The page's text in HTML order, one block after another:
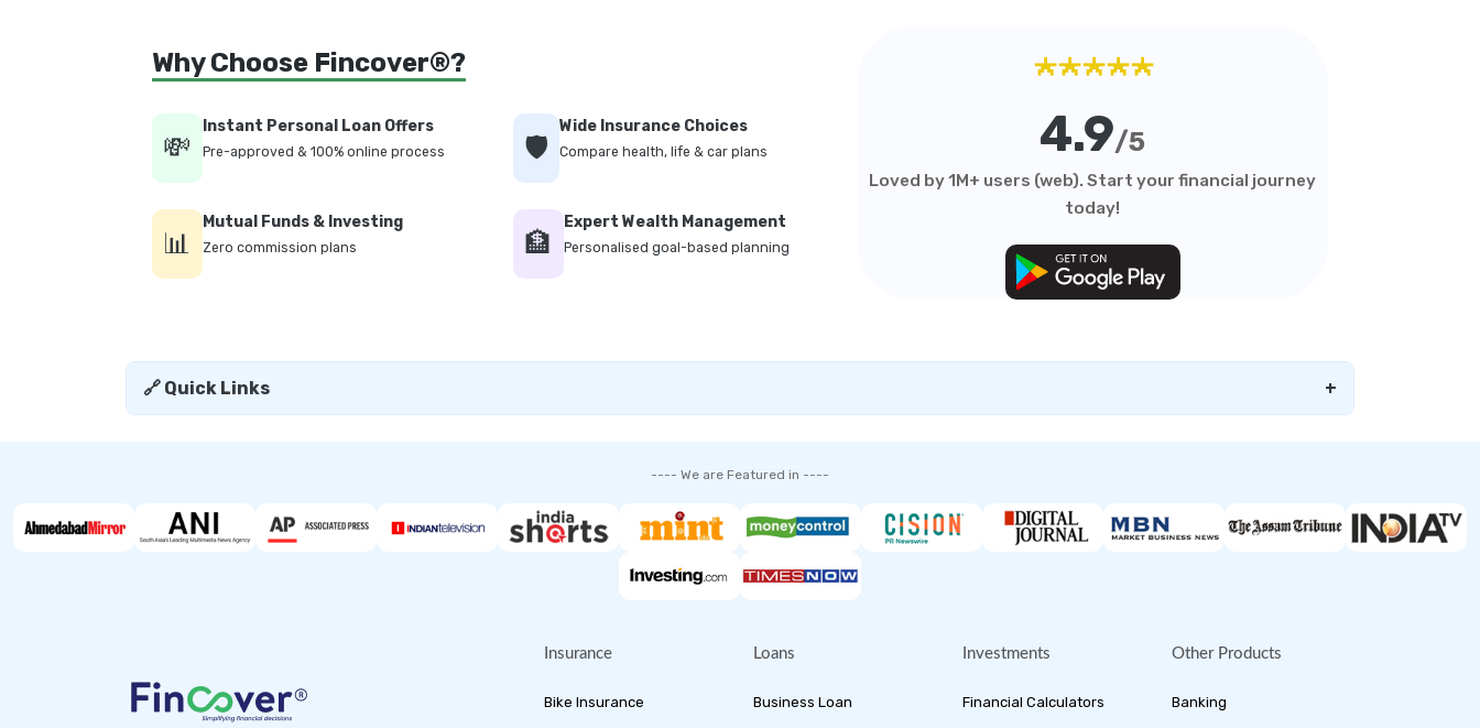
Why Choose Fincover®?
💸
Instant Personal Loan Offers
Pre-approved & 100% online process 🛡️
Wide Insurance Choices
Compare health, life & car plans
📊
Mutual Funds & Investing
Zero commission plans 🏦
Expert Wealth Management
Personalised goal-based planning
★★★★★
4.9/5
Loved by 1M+ users (web). Start your financial journey
today!
🔗 Quick Links +
---- We are Featured in ----
Insurance
Bike Insurance
Loans
Business Loan
Investments
Financial Calculators
Other Products
Banking